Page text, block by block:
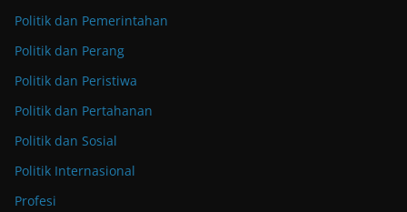
Politik dan Pemerintahan
Politik dan Perang
Politik dan Peristiwa
Politik dan Pertahanan
Politik dan Sosial
Politik Internasional
Profesi